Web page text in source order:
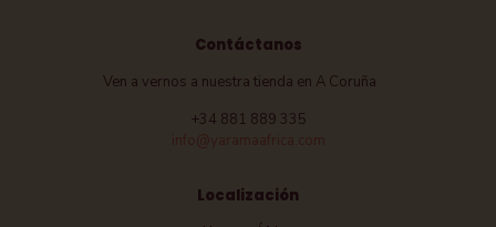
Contáctanos
Ven a vernos a nuestra tienda en A Coruña
+34 881 889 335
Localización